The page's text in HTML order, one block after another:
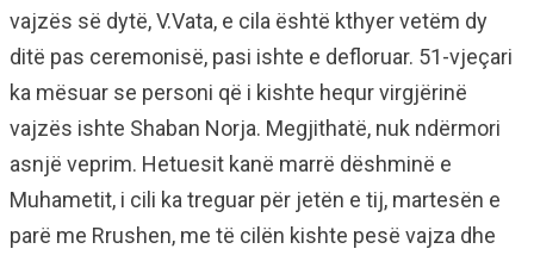
vajzës së dytë, V.Vata, e cila është kthyer vetëm dy
ditë pas ceremonisë, pasi ishte e defloruar. 51-vjeçari
ka mësuar se personi që i kishte hequr virgjërinë
vajzës ishte Shaban Norja. Megjithatë, nuk ndërmori
asnjë veprim. Hetuesit kanë marrë dëshminë e
Muhametit, i cili ka treguar për jetën e tij, martesën e
parë me Rrushen, me të cilën kishte pesë vajza dhe